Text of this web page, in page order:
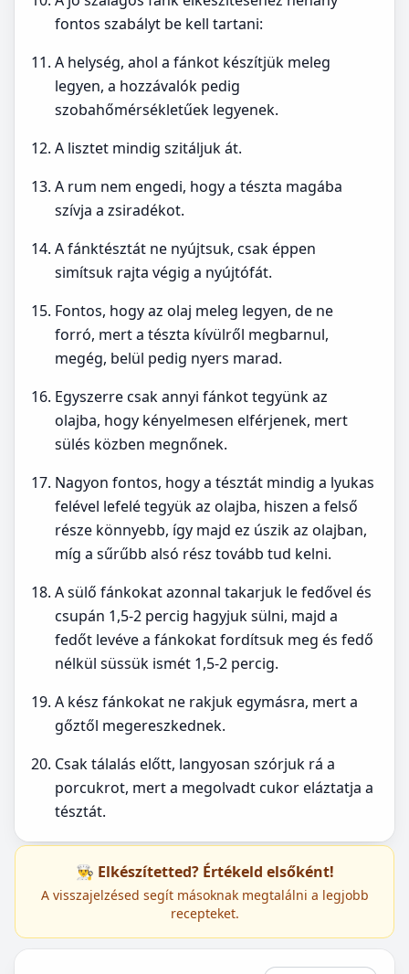
fontos szabályt be kell tartani:
A helység, ahol a fánkot készítjük meleg
legyen, a hozzávalók pedig
szobahőmérsékletűek legyenek.
A lisztet mindig szitáljuk át.
A rum nem engedi, hogy a tészta magába
szívja a zsiradékot.
A fánktésztát ne nyújtsuk, csak éppen
simítsuk rajta végig a nyújtófát.
Fontos, hogy az olaj meleg legyen, de ne
forró, mert a tészta kívülről megbarnul,
megég, belül pedig nyers marad.
Egyszerre csak annyi fánkot tegyünk az
olajba, hogy kényelmesen elférjenek, mert
sülés közben megnőnek.
Nagyon fontos, hogy a tésztát mindig a lyukas
felével lefelé tegyük az olajba, hiszen a felső
része könnyebb, így majd ez úszik az olajban,
míg a sűrűbb alsó rész tovább tud kelni.
A sülő fánkokat azonnal takarjuk le fedővel és
csupán 1,5-2 percig hagyjuk sülni, majd a
fedőt levéve a fánkokat fordítsuk meg és fedő
nélkül süssük ismét 1,5-2 percig.
A kész fánkokat ne rakjuk egymásra, mert a
gőztől megereszkednek.
Csak tálalás előtt, langyosan szórjuk rá a
porcukrot, mert a megolvadt cukor eláztatja a
tésztát.
👨‍🍳 Elkészítetted? Értékeld elsőként!
A visszajelzésed segít másoknak megtalálni a legjobb
recepteket.